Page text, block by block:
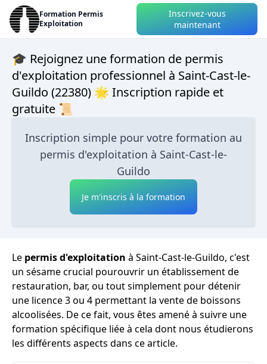
Formation Permis
Exploitation
Inscrivez-vous
maintenant
🎓 Rejoignez une formation de permis
d'exploitation professionnel à Saint-Cast-le-
Guildo (22380) 🌟 Inscription rapide et
gratuite 📜
Inscription simple pour votre formation au
permis d'exploitation à Saint-Cast-le-
Guildo
Je m'inscris à la formation
Le permis d'exploitation à Saint-Cast-le-Guildo, c'est
un sésame crucial pourouvrir un établissement de
restauration, bar, ou tout simplement pour détenir
une licence 3 ou 4 permettant la vente de boissons
alcoolisées. De ce fait, vous êtes amené à suivre une
formation spécifique liée à cela dont nous étudierons
les différents aspects dans ce article.